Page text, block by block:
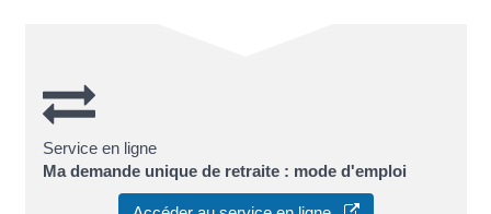
Service en ligne
Ma demande unique de retraite : mode d'emploi